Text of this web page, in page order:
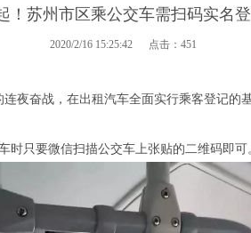
！苏州市区乘公交车需扫码实名
2020/2/16 15:25:42 点击： 451
夜奋战，在出租汽车全面实行乘客登记的
只要微信扫描公交车上张贴的二维码即可